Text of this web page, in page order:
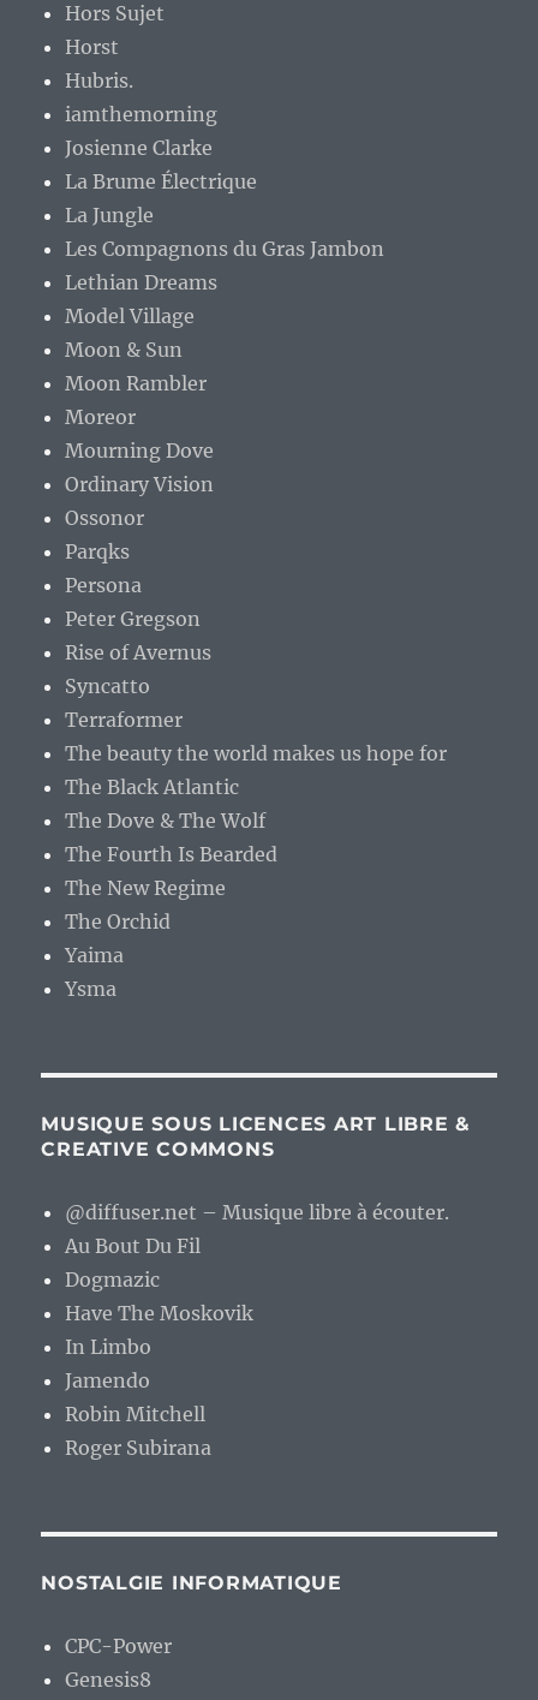
Hors Sujet
Horst
Hubris.
iamthemorning
Josienne Clarke
La Brume Électrique
La Jungle
Les Compagnons du Gras Jambon
Lethian Dreams
Model Village
Moon & Sun
Moon Rambler
Moreor
Mourning Dove
Ordinary Vision
Ossonor
Parqks
Persona
Peter Gregson
Rise of Avernus
Syncatto
Terraformer
The beauty the world makes us hope for
The Black Atlantic
The Dove & The Wolf
The Fourth Is Bearded
The New Regime
The Orchid
Yaima
Ysma
MUSIQUE SOUS LICENCES ART LIBRE &
CREATIVE COMMONS
@diffuser.net – Musique libre à écouter.
Au Bout Du Fil
Dogmazic
Have The Moskovik
In Limbo
Jamendo
Robin Mitchell
Roger Subirana
NOSTALGIE INFORMATIQUE
CPC-Power
Genesis8